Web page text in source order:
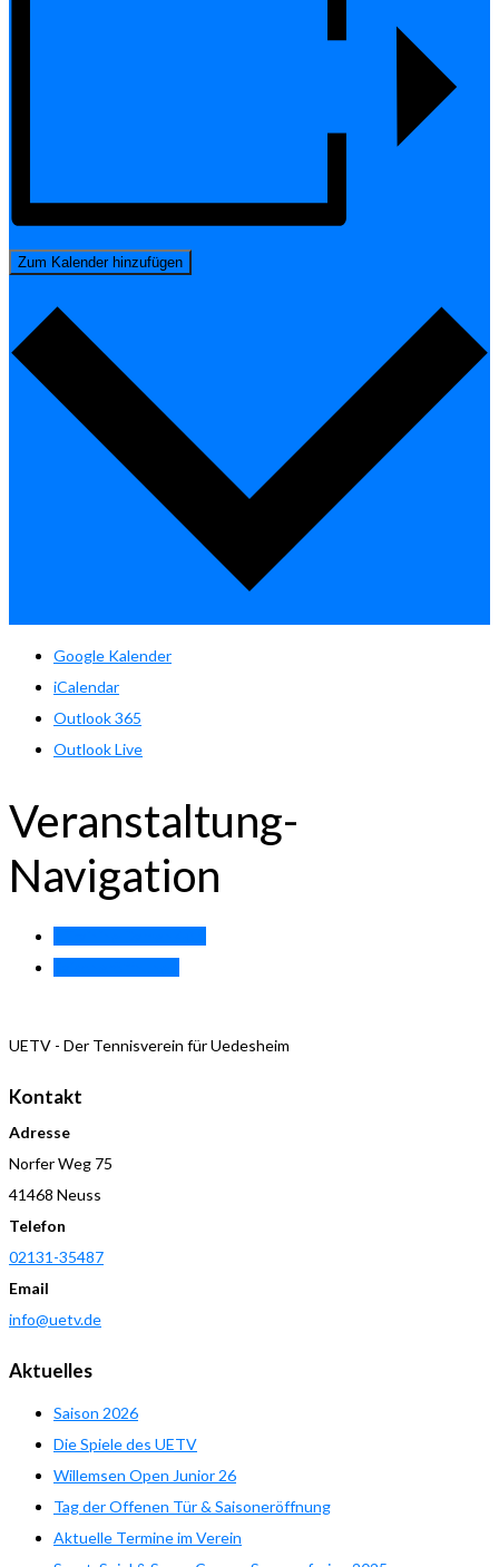
Zum Kalender hinzufügen
Google Kalender
iCalendar
Outlook 365
Outlook Live
Veranstaltung-
Navigation
UETV - Der Tennisverein für Uedesheim
Kontakt
Adresse
Norfer Weg 75
41468 Neuss
Telefon
02131-35487
Email
info@uetv.de
Aktuelles
Saison 2026
Die Spiele des UETV
Willemsen Open Junior 26
Tag der Offenen Tür & Saisoneröffnung
Aktuelle Termine im Verein